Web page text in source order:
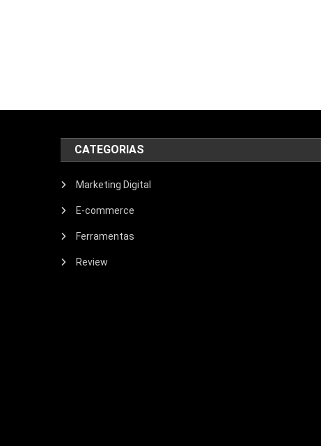
CATEGORIAS
Marketing Digital
E-commerce
Ferramentas
Review